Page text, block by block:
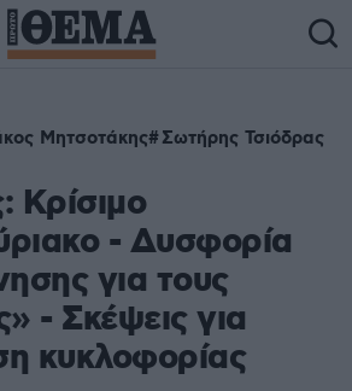
Μητσοτάκης Σωτήρης Τσιόδρας
Κρίσιμο
- Δυσφορία
για τους
- Σκέψεις για
κυκλοφορίας